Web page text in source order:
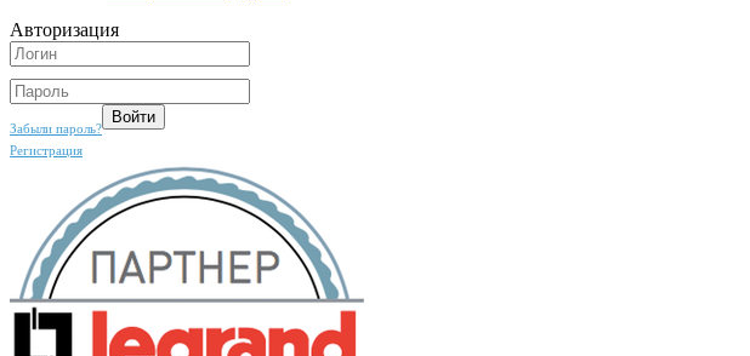
Авторизация
Забыли пароль?
Регистрация